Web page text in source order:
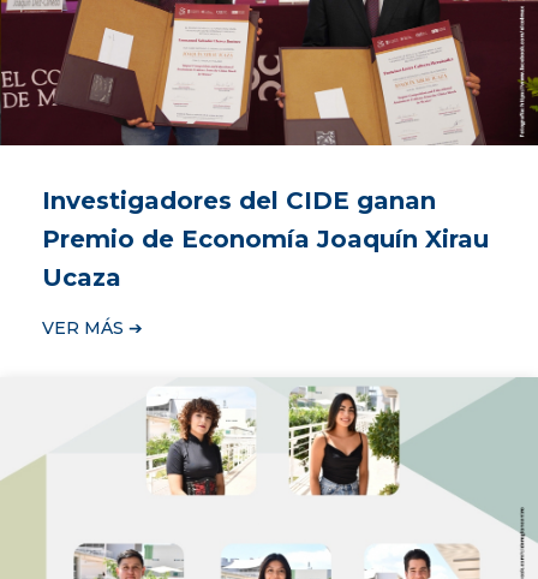
Investigadores del CIDE ganan
Premio de Economía Joaquín Xirau
Ucaza
VER MÁS ➔